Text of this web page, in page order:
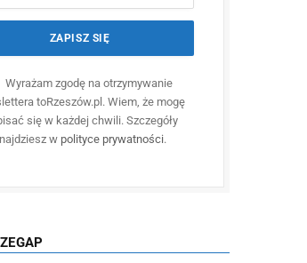
Wyrażam zgodę na otrzymywanie
toRzeszów.pl. Wiem, że mogę
się w każdej chwili. Szczegóły
w polityce prywatności.